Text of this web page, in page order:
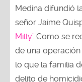
Medina difundió
señor Jaime
Milly’. Como se
de una
lo que la familia
delito de